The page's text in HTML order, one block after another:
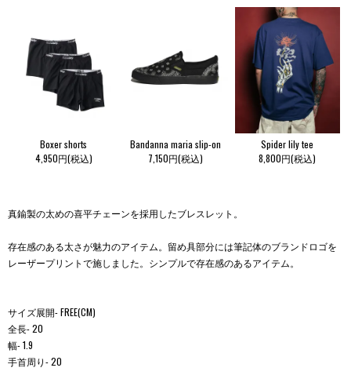
Boxer shorts
4,950円(税込)
Bandanna maria slip-on
7,150円(税込)
Spider lily tee
8,800円(税込)
真鍮製の太めの喜平チェーンを採用したブレスレット。
存在感のある太さが魅力のアイテム。留め具部分には筆記体のブランドロゴを
レーザープリントで施しました。シンプルで存在感のあるアイテム。
サイズ展開- FREE(CM)
全長- 20
幅- 1.9
手首周り- 20